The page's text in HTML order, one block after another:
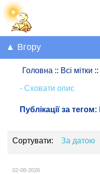
▲ Вгору
Головна :: Всі мітки ::
- Сховати опис
Публікації за тегом:
Сортувати: За датою
02-08-2026